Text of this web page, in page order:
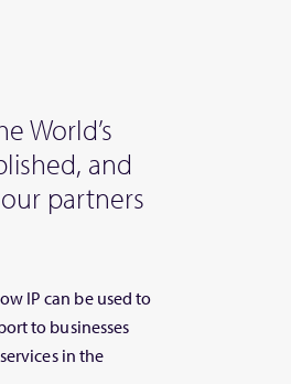
World’s
and
partners
IP can be used to
to businesses
in the